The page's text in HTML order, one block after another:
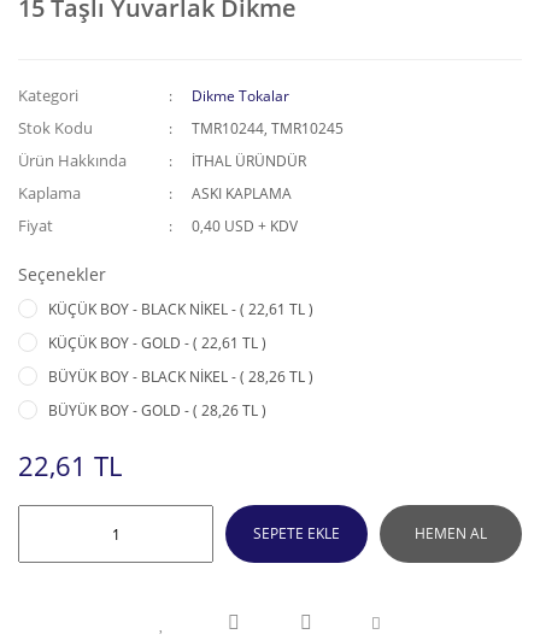
15 Taşlı Yuvarlak Dikme
Kategori Dikme Tokalar
Stok Kodu TMR10244, TMR10245
Ürün Hakkında İTHAL ÜRÜNDÜR
Kaplama ASKI KAPLAMA
Fiyat 0,40 USD + KDV
Seçenekler
KÜÇÜK BOY - BLACK NİKEL - ( 22,61 TL )
KÜÇÜK BOY - GOLD - ( 22,61 TL )
BÜYÜK BOY - BLACK NİKEL - ( 28,26 TL )
BÜYÜK BOY - GOLD - ( 28,26 TL )
22,61 TL
SEPETE EKLE HEMEN AL